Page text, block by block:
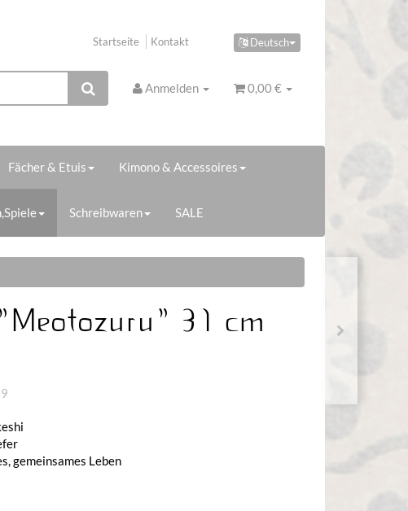
Deutsch
Startseite Kontakt
Anmelden 0,00 €
Fächer & Etuis Kimono & Accessoires
Schreibwaren SALE
31 cm
gemeinsames Leben